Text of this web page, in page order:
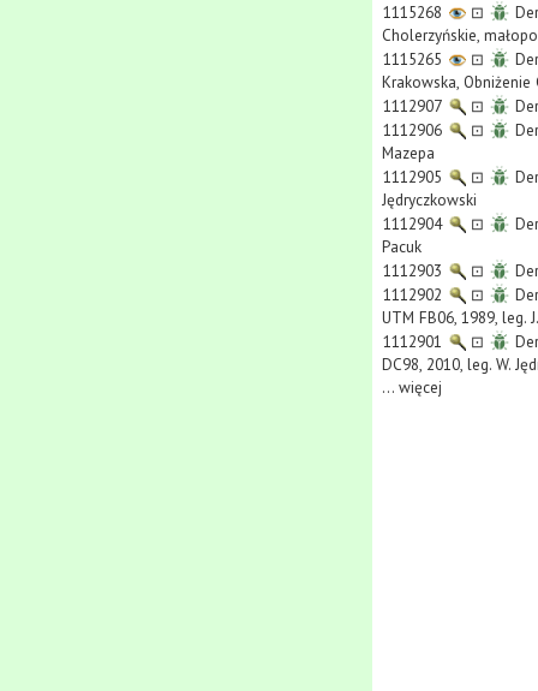
1115268
⊡
Cholerzyńskie,
1115265
⊡
Krakowska,
1112907
⊡
1112906
⊡
Mazepa
1112905
⊡
Jędryczkowski
1112904
⊡
Pacuk
1112903
⊡
1112902
⊡
UTM FB06, 1989, leg.
1112901
⊡
DC98, 2010, leg. W.
... więcej